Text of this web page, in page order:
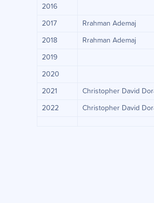
2016
2017 Rrahman Ademaj
2018 Rrahman Ademaj
2019
2020
2021 Christopher David
2022 Christopher David